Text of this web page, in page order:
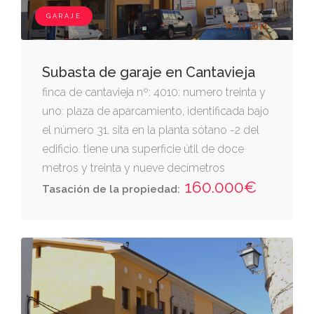
GARAJE
Subasta de garaje en Cantavieja
finca de cantavieja nº: 4010: numero treinta y
uno: plaza de aparcamiento, identificada bajo
el número 31, sita en la planta sótano -2 del
edificio. tiene una superficie útil de doce
metros y treinta y nueve decímetros
cuadrados. linda.- frente, zona de acceso y
30 y fondo, calle reguera. le corresponde una
cuota de participación en el inmueble del
0,129 por ciento forma parte del edificio sito
en cantavieja en avenida aragón 5b, descrito
Tasación de la propiedad: 160.000€